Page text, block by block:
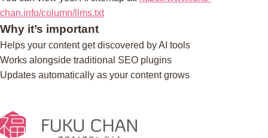
chan.info/column/llms.txt
Why it’s important
Helps your content get discovered by AI tools
Works alongside traditional SEO plugins
Updates automatically as your content grows